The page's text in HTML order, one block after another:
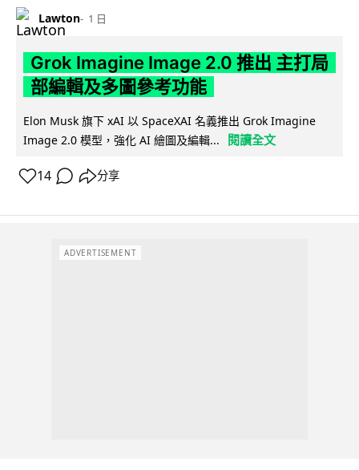
Lawton 1 日
Grok Imagine Image 2.0 推出 主打局
部編輯及多圖參考功能
Elon Musk 旗下 xAI 以 SpaceXAI 名義推出 Grok Imagine
Image 2.0 模型，強化 AI 繪圖及編輯...
閱讀全文
14 分享
ADVERTISEMENT